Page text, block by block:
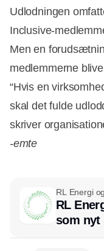
Udlodningen
Inclusive-
Men en
medlemmerne
“Hvis en
skal det fulde
skriver
-emte
RL Energi
RL
som nyt
afsæt i